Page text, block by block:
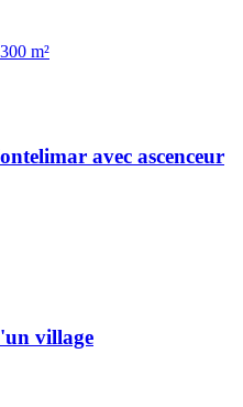
m²
avec ascenceur
village